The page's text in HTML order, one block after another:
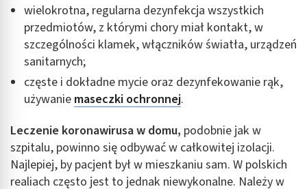
wielokrotna, regularna dezynfekcja wszystkich
przedmiotów, z którymi chory miał kontakt, w
szczególności klamek, włączników światła, urządzeń
sanitarnych;
częste i dokładne mycie oraz dezynfekowanie rąk,
używanie maseczki ochronnej.
Leczenie koronawirusa w domu, podobnie jak w
szpitalu, powinno się odbywać w całkowitej izolacji.
Najlepiej, by pacjent był w mieszkaniu sam. W polskich
realiach często jest to jednak niewykonalne. Należy w